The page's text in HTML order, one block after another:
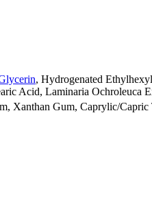
, Hydrogenated
Acid, Laminaria
Xanthan Gum, Caprylic/